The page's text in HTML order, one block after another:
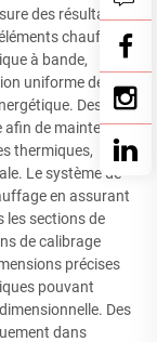
des résultats
chauffants
à bande,
uniforme de la
Des
afin de maintenir
thermiques,
Le système de
en assurant
les sections de
de calibrage
précises
pouvant
Des
dans